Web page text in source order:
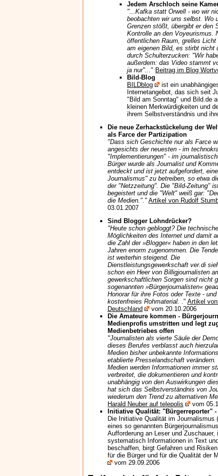
Jedem Arschloch seine
"...Kafka statt Orwell - wo wir
beobachten wir uns selbst. Wo
Grenzen stößt, übergibt er den
Kontrolle an den Voyeurismus.
öffentlichen Raum, grelles
am eigenen Bild, es stirbt nicht
durch Schulterzucken: "Wir
außerdem: das Video stammt
ja nur"..." Beitrag im Blog
Bild-Blog
BILDblog
ist ein
Internetangebot, das sich seit
"Bild am Sonntag" und Bild.de
kleinen Merkwürdigkeiten und
ihrem Selbstverständnis und
Die neue Zerhackstückelung der
als Farce der Partizipation
"Dass sich Geschichte nur als Farce
angesichts der neuesten - im
"Implementierungen" - im
Bürger wurde als Journalist und
entdeckt und ist jetzt aufgefordert,
Journalismus" zu betreiben, so etwa
der "Netzzeitung". Die "Bild-Zeitung"
begeistert und die "Welt" weiß gar:
die Medien."." Artikel von Rudolf
03.01.2007
Sind Blogger Lohndrücker?
"Heute schon gebloggt? Die
Möglichkeiten des Internet und damit
die Zahl der »Blogger« haben in den
Jahren enorm zugenommen. Die
ist weiterhin steigend. Die
Dienstleistungsgewerkschaft ver.di
schon ein Heer von Billigjournalisten
gewerkschaftlichen Sorgen sind nicht
sogenannten »Bürgerjournalisten«
Honorar für ihre Fotos oder Texte -
kostenfreies Rohmaterial. ." Artikel
Deutschland
vom 20.10.2006
Die Amateure kommen -
Medienprofis umstritten und legt
Medienbetriebes offen
"Journalisten als vierte Säule der
dieses Berufes verblasst auch
Medien bisher unbekannte
etablierte Presselandschaft
Medien werden Informationen immer
verbreitet, die dokumentieren und
unabhängig von den Auswirkungen
hat sich das Selbstverständnis von
wiederum den Trend zu alternativen
Harald Neuber auf telepolis
vom
Initiative Qualität: "Bürgerreporter"
Die Initiative Qualität im Journalismus
eines so genannten
Aufforderung an Leser und
systematisch Informationen in Text
beschaffen, birgt Gefahren und
für die Bürger und für die Qualität der
vom 29.09.2006